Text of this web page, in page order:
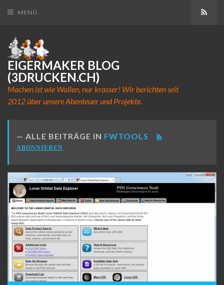
MENÜ
EIGERMAKER BLOG
(3DRUCKEN.CH)
Machen ist wie Wollen, nur krasser! Wir berichten seit
2012 über unsere Abenteuer und Projekte.
ALLE BEITRÄGE IN FWTOOLS
ABONNIEREN